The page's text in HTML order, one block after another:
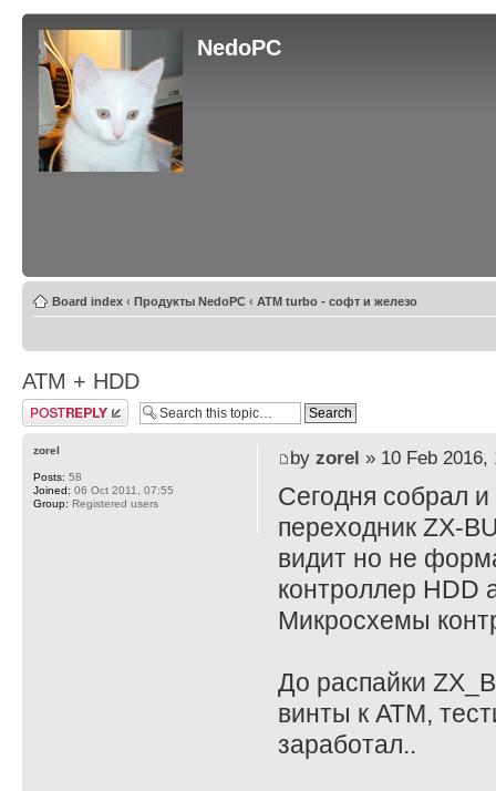
NedoPC
Board index ‹ Продукты NedoPC ‹ ATM turbo - софт и железо
АТМ + HDD
Post a reply
by zorel » 10 Feb 2016,
Сегодня собрал
переходник ZX-
видит но не
контроллер HDD
Микросхемы
До распайки
винты к АТМ,
заработал..
zorel
Posts: 58
Joined: 06 Oct 2011, 07:55
Group: Registered users